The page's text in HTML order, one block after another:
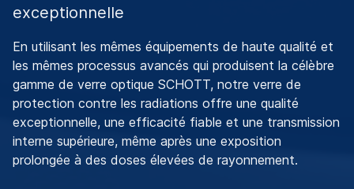
exceptionnelle
En utilisant les mêmes équipements de haute qualité et
les mêmes processus avancés qui produisent la célèbre
gamme de verre optique SCHOTT, notre verre de
protection contre les radiations offre une qualité
exceptionnelle, une efficacité fiable et une transmission
interne supérieure, même après une exposition
prolongée à des doses élevées de rayonnement.